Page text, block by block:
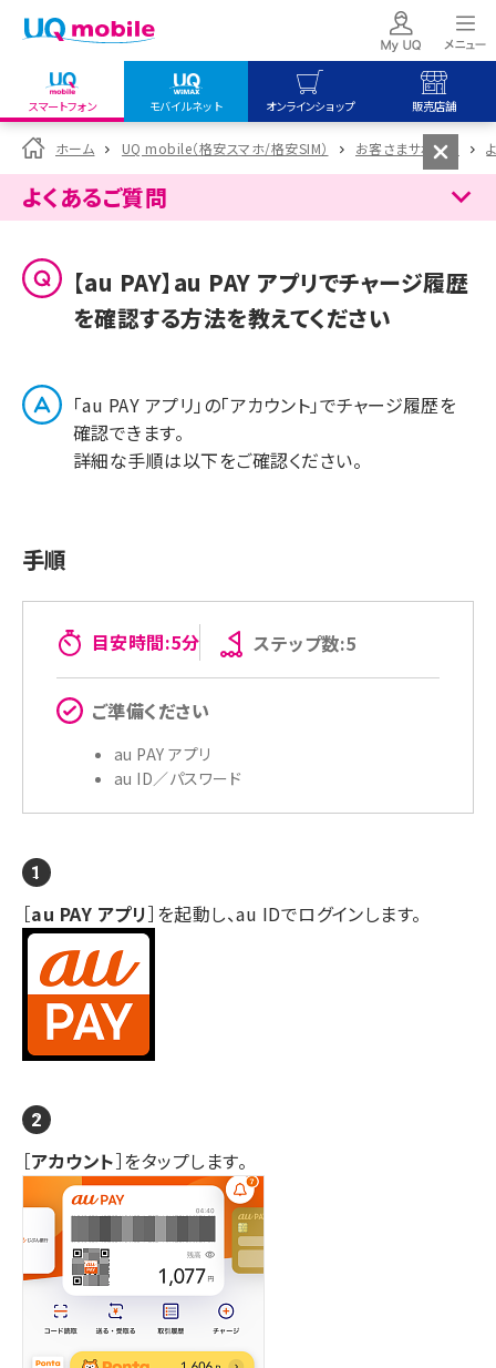
スマートフォン モバイルネット オンラインショップ 販売店舗
my UQ WiMAX
UQ WiMAX ご契約の方
My UQ mobile
UQ mobile
データチャージサイト
UQ mobile
オンラインショップ
UQ WiMAX
UQ mobile
販売店舗
UQ WiMAX
ホーム UQ mobile（格安スマホ/格安SIM） お客さまサポート
よくあるご質問
【au PAY】au PAY アプリでチャージ履歴
を確認する方法を教えてください
「au PAY アプリ」の「アカウント」でチャージ履歴を
確認できます。
詳細な手順は以下をご確認ください。
手順
目安時間:5分 ステップ数:5
ご準備ください
au PAY アプリ
au ID／パスワード
［au PAY アプリ］を起動し、au IDでログインします。
［アカウント］をタップします。